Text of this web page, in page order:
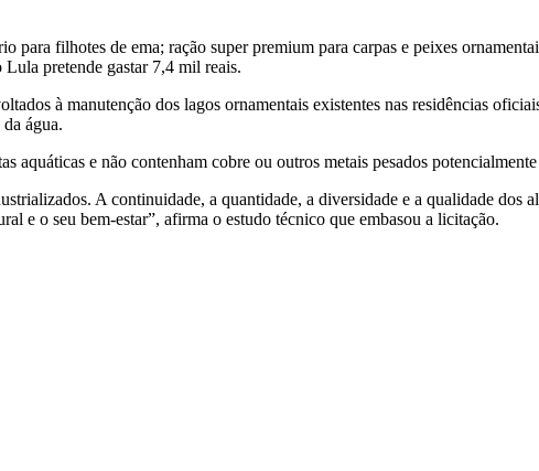
filhotes de ema; ração super premium para carpas e peixes
pretende gastar 7,4 mil reais.
à manutenção dos lagos ornamentais existentes nas residências
água.
aquáticas e não contenham cobre ou outros metais pesados
A continuidade, a quantidade, a diversidade e a qualidade dos
e o seu bem-estar”, afirma o estudo técnico que embasou a licitação.